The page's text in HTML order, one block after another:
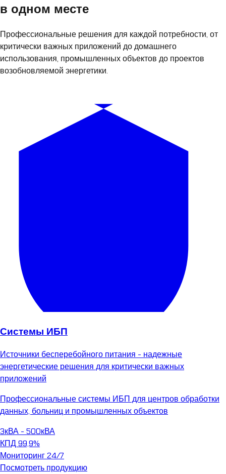
в одном месте
Профессиональные решения для каждой потребности, от
критически важных приложений до домашнего
использования, промышленных объектов до проектов
возобновляемой энергетики.
Системы ИБП
Источники бесперебойного питания - надежные
энергетические решения для критически важных
приложений
Профессиональные системы ИБП для центров обработки
данных, больниц и промышленных объектов
3кВА - 500кВА
КПД 99,9%
Мониторинг 24/7
Посмотреть продукцию